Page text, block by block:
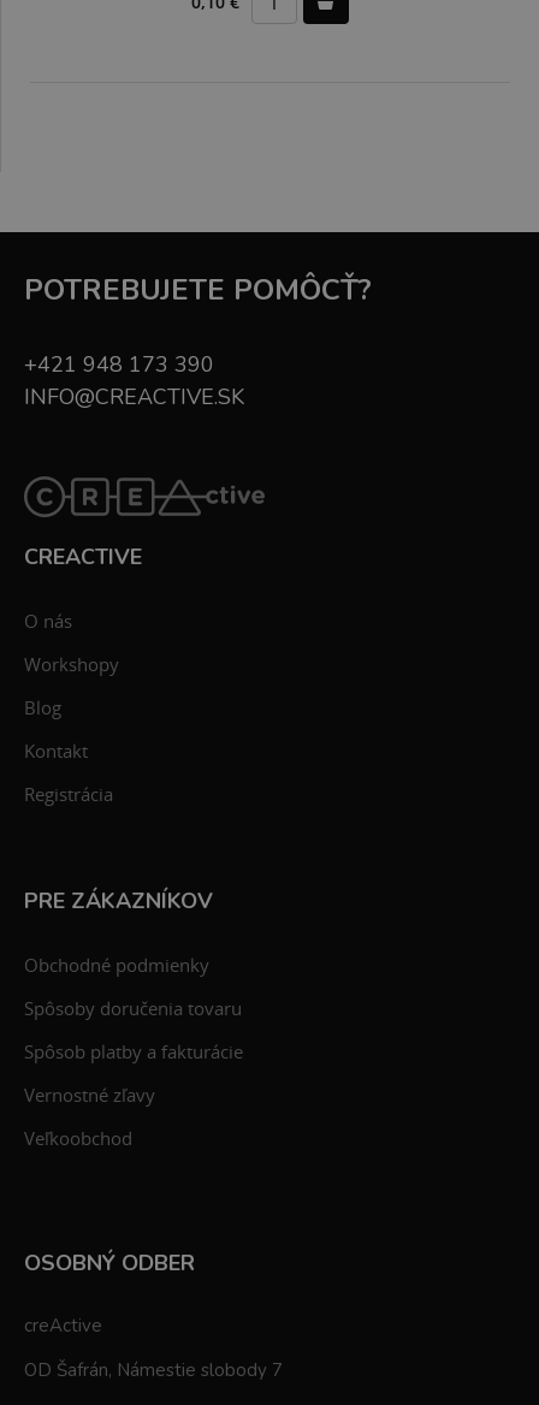
POTREBUJETE POMÔCŤ?
+421 948 173 390
INFO@CREACTIVE.SK
CREACTIVE
O nás
Workshopy
Blog
Kontakt
Registrácia
PRE ZÁKAZNÍKOV
Obchodné podmienky
Spôsoby doručenia tovaru
Spôsob platby a fakturácie
Vernostné zľavy
Veľkoobchod
OSOBNÝ ODBER
creActive
OD Šafrán, Námestie slobody 7